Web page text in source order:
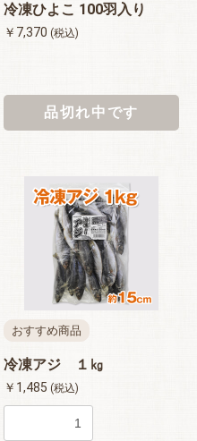
冷凍ひよこ 100羽入り
￥7,370 (税込)
品切れ中です
おすすめ商品
冷凍アジ １㎏
￥1,485 (税込)